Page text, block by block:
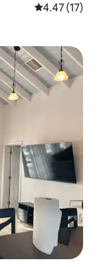
Calificación
4.47 (17)